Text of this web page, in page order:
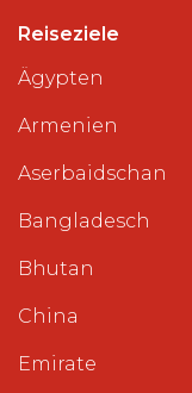
Reiseziele
Ägypten
Armenien
Aserbaidschan
Bangladesch
Bhutan
China
Emirate